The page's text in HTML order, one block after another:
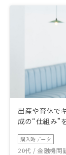
出産や育休で
成の“仕組み”
購入時データ
20代 / 金融機関